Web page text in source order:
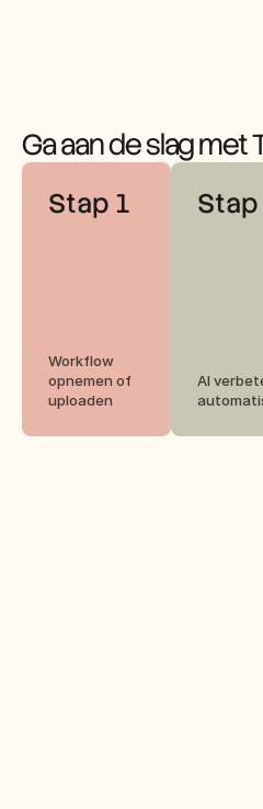
Ga aan de slag
Stap 1
Workflow
opnemen of
uploaden
AI